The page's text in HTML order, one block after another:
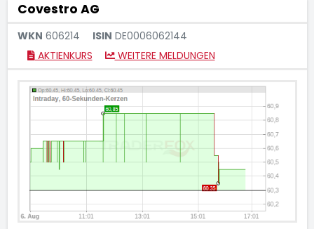
Covestro AG
WKN 606214 ISIN DE0006062144
AKTIENKURS
WEITERE MELDUNGEN